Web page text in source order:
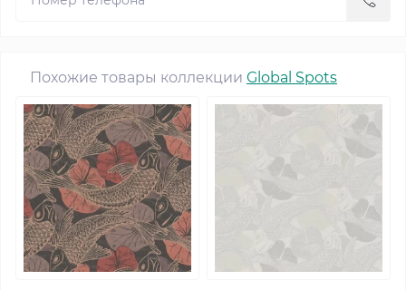
Похожие товары коллекции Global Spots